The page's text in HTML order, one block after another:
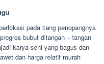
pada tiang penopangnya
bubut ditangan – tangan
karya seni yang bagus dan
dan harga relatif murah